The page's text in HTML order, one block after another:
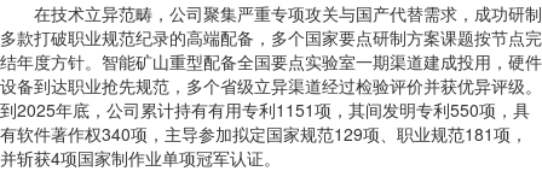
在技术立异范畴，公司聚集严重专项攻关与国产代替需求，成功研制
多款打破职业规范纪录的高端配备，多个国家要点研制方案课题按节点完
结年度方针。智能矿山重型配备全国要点实验室一期渠道建成投用，硬件
设备到达职业抢先规范，多个省级立异渠道经过检验评价并获优异评级。
到2025年底，公司累计持有有用专利1151项，其间发明专利550项，具
有软件著作权340项，主导参加拟定国家规范129项、职业规范181项，
并斩获4项国家制作业单项冠军认证。